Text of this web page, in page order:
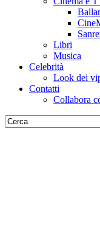
Libri
Musica
Celebrità
Look dei
Contatti
Collabora